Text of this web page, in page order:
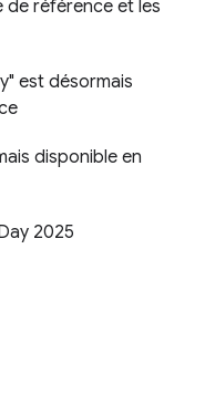
de référence et les
est désormais
disponible en
2025